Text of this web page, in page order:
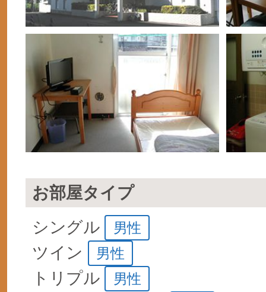
お部屋タイプ
シングル
男性
ツイン 男性
トリプル 男性